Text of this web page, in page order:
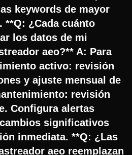
keywords de mayor
**Q: ¿Cada cuánto
los datos de mi
aeo?** A: Para
activo: revisión
y ajuste mensual de
revisión
Configura alertas
significativos
inmediata. **Q: ¿Las
aeo reemplazan